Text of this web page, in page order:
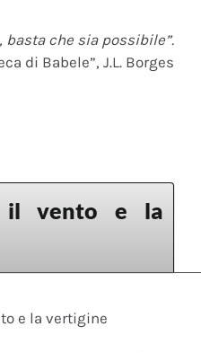
basta che sia possibile”.
di Babele”, J.L. Borges
il vento e la
e la vertigine